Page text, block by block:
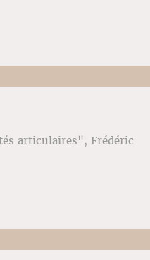
articulaires", Frédéric